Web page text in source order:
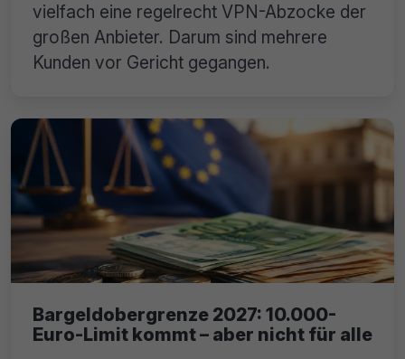
vielfach eine regelrecht VPN-Abzocke der
großen Anbieter. Darum sind mehrere
Kunden vor Gericht gegangen.
Bargeldobergrenze 2027: 10.000-
Euro-Limit kommt – aber nicht für alle